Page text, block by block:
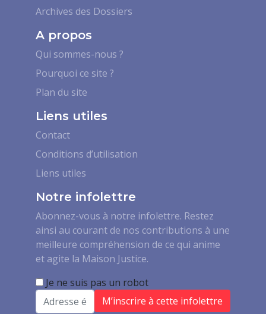
Archives des Dossiers
A propos
Qui sommes-nous ?
Pourquoi ce site ?
Plan du site
Liens utiles
Contact
Conditions d’utilisation
Liens utiles
Notre infolettre
Abonnez-vous à notre infolettre. Restez
ainsi au courant de nos contributions à une
meilleure compréhension de ce qui anime
et agite la Maison Justice.
Je ne suis pas un robot
Email